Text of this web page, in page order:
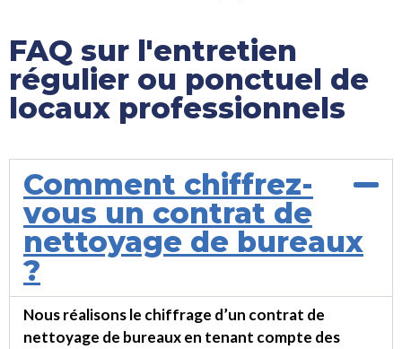
FAQ sur l'entretien
régulier ou ponctuel de
locaux professionnels
Comment chiffrez-
vous un contrat de
nettoyage de bureaux
?
Nous réalisons le chiffrage d’un contrat de
nettoyage de bureaux en tenant compte des